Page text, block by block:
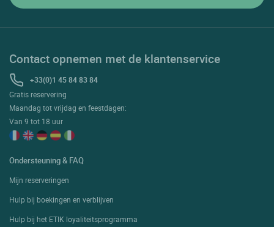
Contact opnemen met de klantenservice
+33(0)1 45 84 83 84
Gratis reservering
Maandag tot vrijdag en feestdagen:
Van 9 tot 18 uur
Ondersteuning & FAQ
Mijn reserveringen
Hulp bij boekingen en verblijven
Hulp bij het ETIK loyaliteitsprogramma